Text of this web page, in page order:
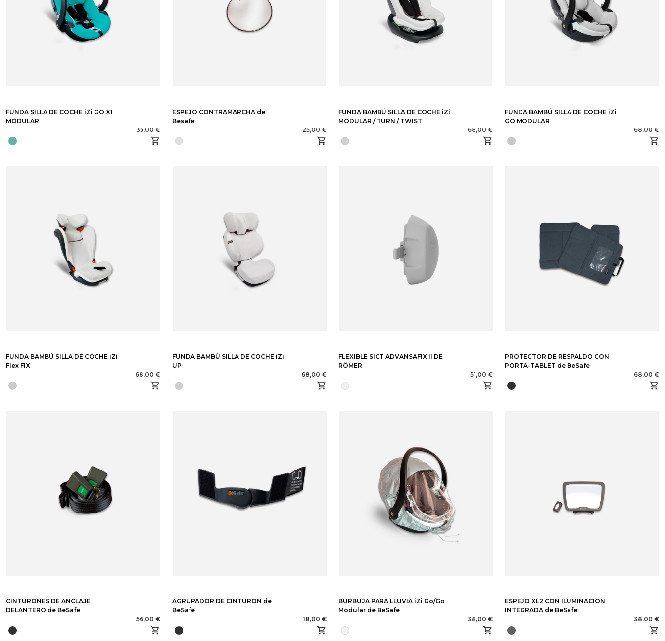
FUNDA SILLA DE COCHE iZi GO X1
MODULAR
35,00 €
ESPEJO CONTRAMARCHA de
Besafe
25,00 €
FUNDA BAMBÚ SILLA DE COCHE iZi
MODULAR / TURN / TWIST
68,00 €
FUNDA BAMBÚ SILLA DE COCHE iZi
GO MODULAR
68,00 €
FUNDA BAMBÚ SILLA DE COCHE iZi
Flex FIX
68,00 €
FUNDA BAMBÚ SILLA DE COCHE iZi
UP
68,00 €
FLEXIBLE SICT ADVANSAFIX II DE
RÖMER
51,00 €
PROTECTOR DE RESPALDO CON
PORTA-TABLET de BeSafe
68,00 €
CINTURONES DE ANCLAJE
DELANTERO de BeSafe
56,00 €
AGRUPADOR DE CINTURÓN de
BeSafe
18,00 €
BURBUJA PARA LLUVIA iZi Go/Go
Modular de BeSafe
38,00 €
ESPEJO XL2 CON ILUMINACIÓN
INTEGRADA de BeSafe
38,00 €